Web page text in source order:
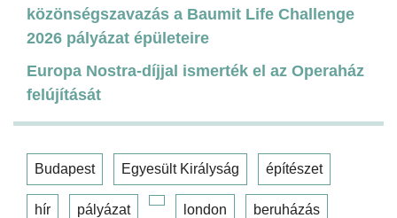
közönségszavazás a Baumit Life Challenge
2026 pályázat épületeire
Europa Nostra-díjjal ismerték el az Operaház
felújítását
Budapest Egyesült Királyság építészet
hír pályázat london beruházás